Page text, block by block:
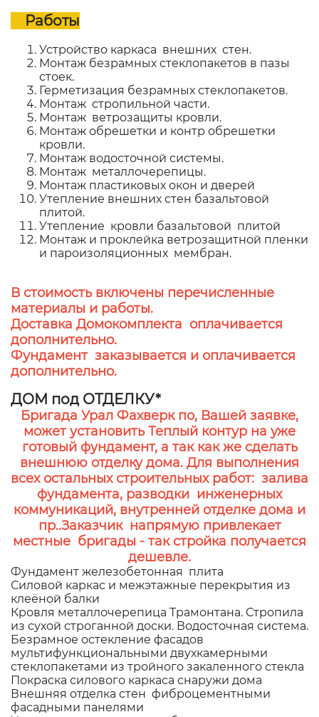
Работы
Устройство каркаса внешних стен.
Монтаж безрамных стеклопакетов в пазы
стоек.
Герметизация безрамных стеклопакетов.
Монтаж стропильной части.
Монтаж ветрозащиты кровли.
Монтаж обрешетки и контр обрешетки
кровли.
Монтаж водосточной системы.
Монтаж металлочерепицы.
Монтаж пластиковых окон и дверей
Утепление внешних стен базальтовой
плитой.
Утепление кровли базальтовой плитой
Монтаж и проклейка ветрозащитной пленки
и пароизоляционных мембран.
В стоимость включены перечисленные
материалы и работы.
Доставка Домокомплекта оплачивается
дополнительно.
Фундамент заказывается и оплачивается
дополнительно.
ДОМ под ОТДЕЛКУ*
Бригада Урал Фахверк по, Вашей заявке,
может установить Теплый контур на уже
готовый фундамент, а так как же сделать
внешнюю отделку дома. Для выполнения
всех остальных строительных работ: залива
фундамента, разводки инженерных
коммуникаций, внутренней отделке дома и
пр..Заказчик напрямую привлекает
местные бригады - так стройка получается
дешевле.
Фундамент железобетонная плита
Силовой каркас и межэтажные перекрытия из
клеёной балки
Кровля металлочерепица Трамонтана. Стропила
из сухой строганной доски. Водосточная система.
Безрамное остекление фасадов
мультифункциональными двухкамерными
стеклопакетами из тройного закаленного стекла
Покраска силового каркаса снаружи дома
Внешняя отделка стен фиброцементными
фасадными панелями